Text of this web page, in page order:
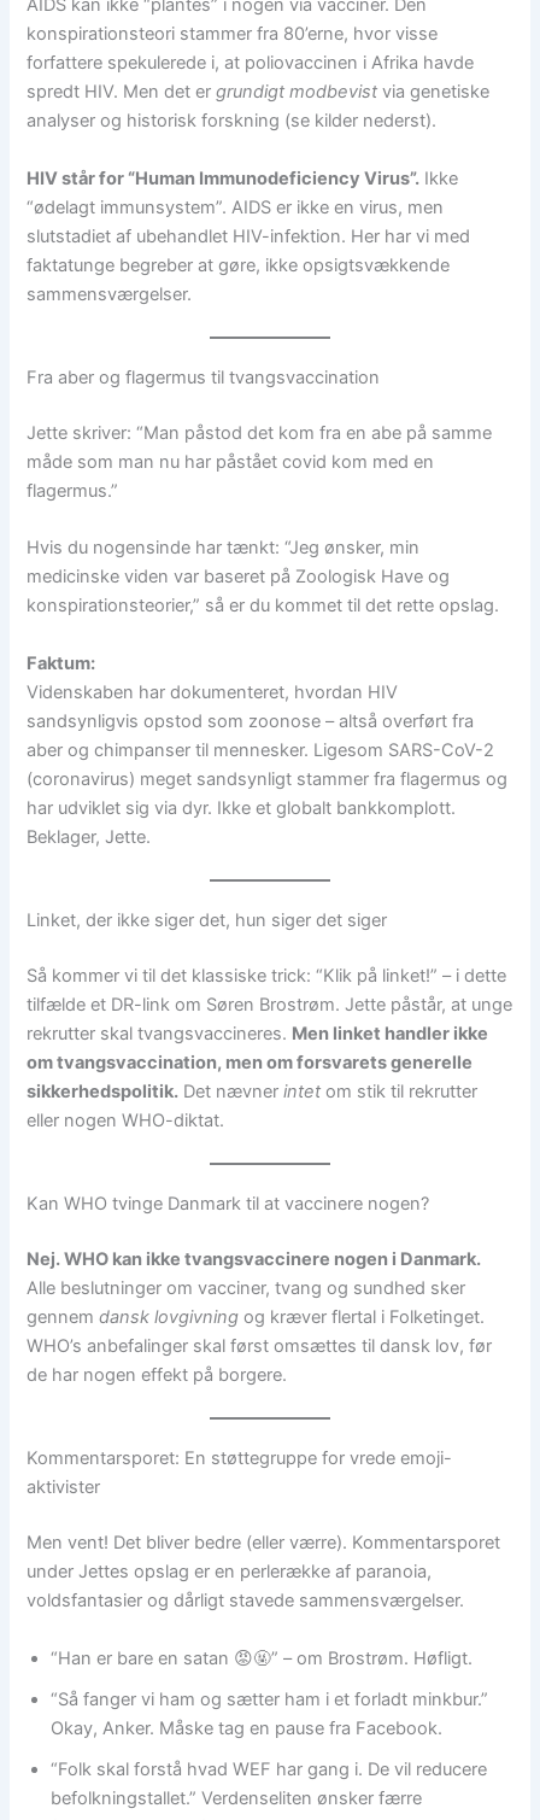
AIDS kan ikke “plantes” i nogen via vacciner. Den
konspirationsteori stammer fra 80’erne, hvor visse
forfattere spekulerede i, at poliovaccinen i Afrika havde
spredt HIV. Men det ergrundigt modbevist via genetiske
analyser og historisk forskning (se kilder nederst).
HIV står for “Human Immunodeficiency Virus”. Ikke
“ødelagt immunsystem”. AIDS er ikke en virus, men
slutstadiet af ubehandlet HIV-infektion. Her har vi med
faktatunge begreber at gøre, ikke opsigtsvækkende
sammensværgelser.
Fra aber og flagermus til tvangsvaccination
Jette skriver: “Man påstod det kom fra en abe på samme
måde som man nu har påstået covid kom med en
flagermus.”
Hvis du nogensinde har tænkt: “Jeg ønsker, min
medicinske viden var baseret på Zoologisk Have og
konspirationsteorier,” så er du kommet til det rette opslag.
Faktum:
Videnskaben har dokumenteret, hvordan HIV
sandsynligvis opstod som zoonose – altså overført fra
aber og chimpanser til mennesker. Ligesom SARS-CoV-2
(coronavirus) meget sandsynligt stammer fra flagermus og
har udviklet sig via dyr. Ikke et globalt bankkomplott.
Beklager, Jette.
Linket, der ikke siger det, hun siger det siger
Så kommer vi til det klassiske trick: “Klik på linket!” – i dette
tilfælde et DR-link om Søren Brostrøm. Jette påstår, at unge
rekrutter skal tvangsvaccineres. Men linket handler ikke
om tvangsvaccination, men om forsvarets generelle
sikkerhedspolitik. Det nævnerintet om stik til rekrutter
eller nogen WHO-diktat.
Kan WHO tvinge Danmark til at vaccinere nogen?
Nej. WHO kan ikke tvangsvaccinere nogen i Danmark.
Alle beslutninger om vacciner, tvang og sundhed sker
gennemdansk lovgivning og kræver flertal i Folketinget.
WHO’s anbefalinger skal først omsættes til dansk lov, før
de har nogen effekt på borgere.
Kommentarsporet: En støttegruppe for vrede emoji-
aktivister
Men vent! Det bliver bedre (eller værre). Kommentarsporet
under Jettes opslag er en perlerække af paranoia,
voldsfantasier og dårligt stavede sammensværgelser.
“Han er bare en satan 😡🤬” – om Brostrøm. Høfligt.
“Så fanger vi ham og sætter ham i et forladt minkbur.”
Okay, Anker. Måske tag en pause fra Facebook.
“Folk skal forstå hvad WEF har gang i. De vil reducere
befolkningstallet.” Verdenseliten ønsker færre